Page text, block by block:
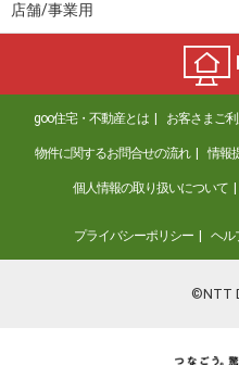
店舗/事業用
goo住宅・不動産とは お客さまご
物件に関するお問合せの流れ 情報
個人情報の取り扱いについて
プライバシーポリシー ヘル
©NTT